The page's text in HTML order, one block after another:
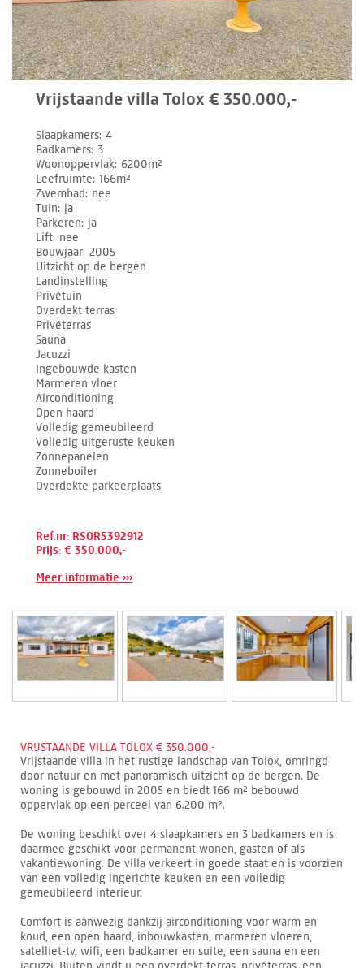
Vrijstaande villa Tolox € 350.000,-
Slaapkamers 4
Badkamers 3
Woonoppervlak 6200m²
Leefruimte 166m²
Zwembad nee
Tuin ja
Parkeren ja
Lift nee
Bouwjaar 2005
Uitzicht op de bergen
Landinstelling
Privétuin
Overdekt terras
Privéterras
Sauna
Jacuzzi
Ingebouwde kasten
Marmeren vloer
Airconditioning
Open haard
Volledig gemeubileerd
Volledig uitgeruste keuken
Zonnepanelen
Zonneboiler
Overdekte parkeerplaats
Ref.nr: RSOR5392912
Prijs: € 350.000,-
Meer informatie ›››
VRIJSTAANDE VILLA TOLOX € 350.000,-
Vrijstaande villa in het rustige landschap van Tolox, omringd
door natuur en met panoramisch uitzicht op de bergen. De
woning is gebouwd in 2005 en biedt 166 m² bebouwd
oppervlak op een perceel van 6.200 m².
De woning beschikt over 4 slaapkamers en 3 badkamers en is
daarmee geschikt voor permanent wonen, gasten of als
vakantiewoning. De villa verkeert in goede staat en is voorzien
van een volledig ingerichte keuken en een volledig
gemeubileerd interieur.
Comfort is aanwezig dankzij airconditioning voor warm en
koud, een open haard, inbouwkasten, marmeren vloeren,
satelliet-tv, wifi, een badkamer en suite, een sauna en een